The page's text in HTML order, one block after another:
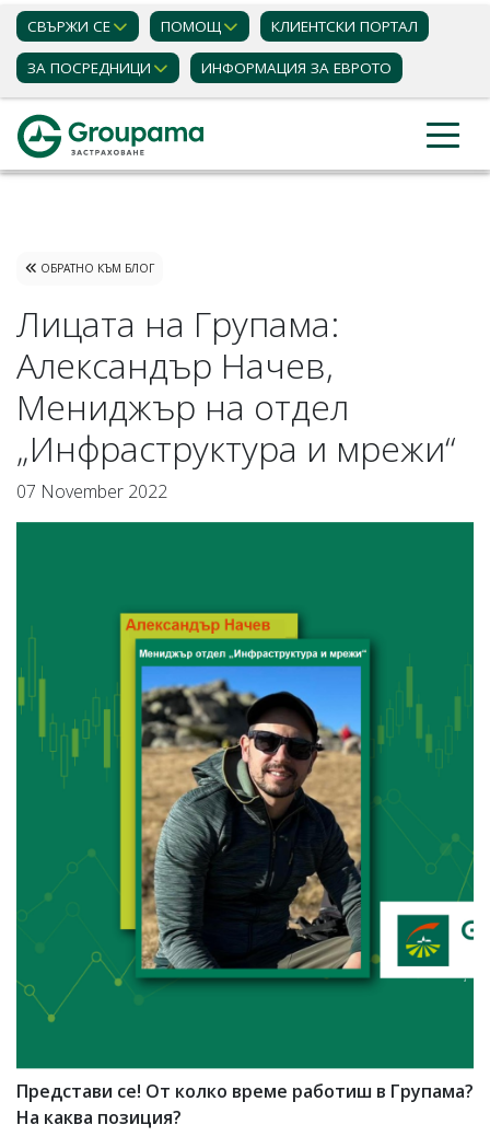
СВЪРЖИ СЕ ПОМОЩ КЛИЕНТСКИ ПОРТАЛ
ЗА ПОСРЕДНИЦИ ИНФОРМАЦИЯ ЗА ЕВРОТО
Застраховки Блог статии
ОБРАТНО КЪМ БЛОГ
Лицата на Групама:
Александър Начев,
Мениджър на отдел
„Инфраструктура и мрежи“
07 November 2022
Представи се! От колко време работиш в Групама?
На каква позиция?